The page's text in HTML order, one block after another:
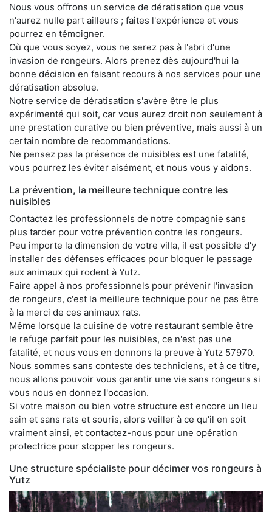
Nous vous offrons un service de dératisation que vous
n'aurez nulle part ailleurs ; faites l'expérience et vous
pourrez en témoigner.
Où que vous soyez, vous ne serez pas à l'abri d'une
invasion de rongeurs. Alors prenez dès aujourd'hui la
bonne décision en faisant recours à nos services pour une
dératisation absolue.
Notre service de dératisation s'avère être le plus
expérimenté qui soit, car vous aurez droit non seulement à
une prestation curative ou bien préventive, mais aussi à un
certain nombre de recommandations.
Ne pensez pas la présence de nuisibles est une fatalité,
vous pourrez les éviter aisément, et nous vous y aidons.
La prévention, la meilleure technique contre les
nuisibles
Contactez les professionnels de notre compagnie sans
plus tarder pour votre prévention contre les rongeurs.
Peu importe la dimension de votre villa, il est possible d'y
installer des défenses efficaces pour bloquer le passage
aux animaux qui rodent à Yutz.
Faire appel à nos professionnels pour prévenir l'invasion
de rongeurs, c'est la meilleure technique pour ne pas être
à la merci de ces animaux rats.
Même lorsque la cuisine de votre restaurant semble être
le refuge parfait pour les nuisibles, ce n'est pas une
fatalité, et nous vous en donnons la preuve à Yutz 57970.
Nous sommes sans conteste des techniciens, et à ce titre,
nous allons pouvoir vous garantir une vie sans rongeurs si
vous nous en donnez l'occasion.
Si votre maison ou bien votre structure est encore un lieu
sain et sans rats et souris, alors veiller à ce qu'il en soit
vraiment ainsi, et contactez-nous pour une opération
protectrice pour stopper les rongeurs.
Une structure spécialiste pour décimer vos rongeurs à
Yutz